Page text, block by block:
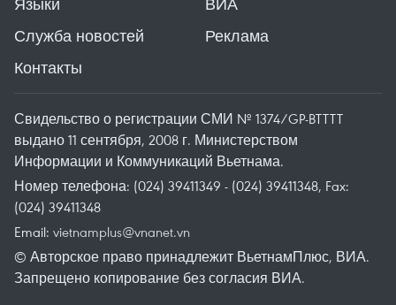
Служба новостей
Реклама
Контакты
Свидельство о регистрации СМИ № 1374/GP-BTTTT
выдано 11 сентября, 2008 г. Министерством
Информации и Коммуникаций Вьетнама.
Номер телефона: (024) 39411349 - (024) 39411348, Fax:
(024) 39411348
Email: vietnamplus@vnanet.vn
© Авторское право принадлежит ВьетнамПлюс, ВИА.
Запрещено копирование без согласия ВИА.